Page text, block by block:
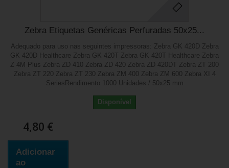
Zebra Etiquetas Genéricas Perfuradas 50x25...
Adequado para uso nas seguintes impressoras: Zebra GK 420D Zebra
GK 420D Healthcare Zebra GK 420T Zebra GK 420T Healthcare Zebra
Z 4M Plus Zebra ZD 410 Zebra ZD 420 Zebra ZD 420DT Zebra ZT 200
Zebra ZT 220 Zebra ZT 230 Zebra ZM 400 Zebra ZM 600 Zebra XI 4
SeriesRendimento 1000 Unidades / 50x25 mm
Disponível
4,80 €
Adicionar
ao